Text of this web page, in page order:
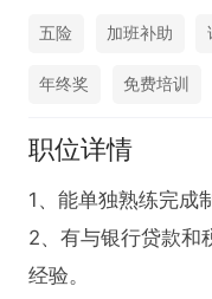
五险 加班补助
年终奖 免费培训
职位详情
1、能单独熟练完成
2、有与银行贷款和
经验。